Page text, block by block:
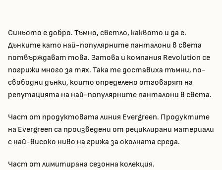
Синьото е добро. Тъмно, светло, каквото и да е.
Дънките като най-популярните панталони в света
потвърждават това. Затова и компания Revolution се
погрижи много за тях. Така те доставиха тъмни, по-
свободни дънки, които определено отговарят на
репутацията на най-популярните панталони в света.
Част от продуктовата линия Evergreen. Продуктите
на Evergreen са произведени от рециклирани материали
с най-високо ниво на грижа за околната среда.
Част от лимитирана сезонна колекция.